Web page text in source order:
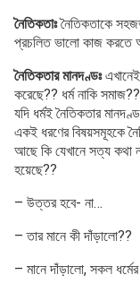
নৈতিকতাঃনৈতিকতাকে
প্রচলিত ভালো কাজ করতে
নৈতিকতার মানদণ্ডঃ
করেছে?? ধর্ম নাকি সমাজ??
যদি ধর্মই নৈতিকতার
একই ধরণের বিষয়সমূহকে
আছে কি যেখানে সত্য কথা
হয়েছে??
– উত্তর হবে- না…
– তার মানে কী দাঁড়ালো??
– মানে দাঁড়ালো, সকল